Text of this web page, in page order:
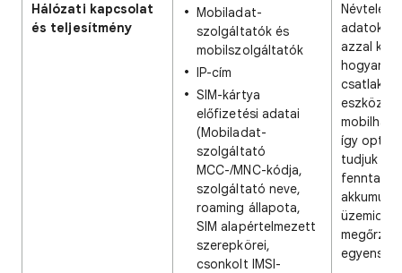
Hálózati kapcsolat
és teljesítmény
Mobiladat-
szolgáltatók és
mobilszolgáltatók
IP-cím
SIM-kártya
előfizetési adatai
(Mobiladat-
szolgáltató
MCC-/MNC-kódja,
szolgáltató neve,
roaming állapota,
SIM alapértelmezett
szerepkörei,
csonkolt IMSI-
adatokat
azzal
hogyan
eszközök
így
tudjuk a